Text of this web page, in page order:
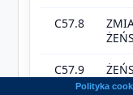
C57.8
C57.9
Polityka